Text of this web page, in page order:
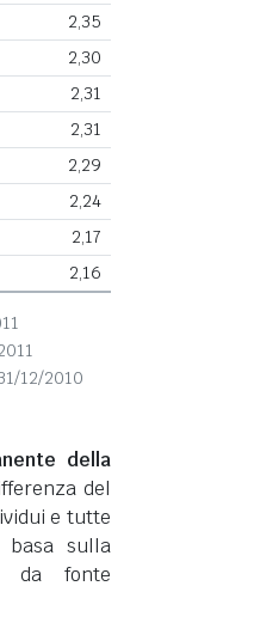
2,35
2,30
2,31
2,31
2,29
2,24
2,17
2,16
12/2010
della
del
e tutte
sulla
da fonte